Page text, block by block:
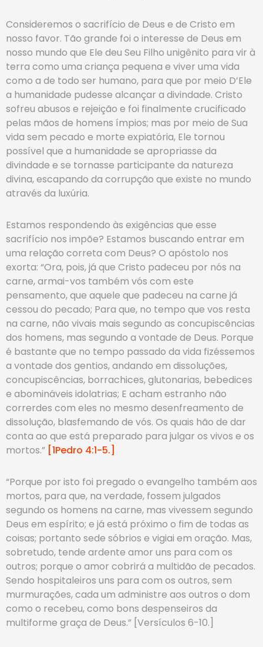
Consideremos o sacrifício de Deus e de Cristo em
nosso favor. Tão grande foi o interesse de Deus em
nosso mundo que Ele deu Seu Filho unigênito para vir à
terra como uma criança pequena e viver uma vida
como a de todo ser humano, para que por meio D’Ele
a humanidade pudesse alcançar a divindade. Cristo
sofreu abusos e rejeição e foi finalmente crucificado
pelas mãos de homens ímpios; mas por meio de Sua
vida sem pecado e morte expiatória, Ele tornou
possível que a humanidade se apropriasse da
divindade e se tornasse participante da natureza
divina, escapando da corrupção que existe no mundo
através da luxúria.
Estamos respondendo às exigências que esse
sacrifício nos impõe? Estamos buscando entrar em
uma relação correta com Deus? O apóstolo nos
exorta: “Ora, pois, já que Cristo padeceu por nós na
carne, armai-vos também vós com este
pensamento, que aquele que padeceu na carne já
cessou do pecado; Para que, no tempo que vos resta
na carne, não vivais mais segundo as concupiscências
dos homens, mas segundo a vontade de Deus. Porque
é bastante que no tempo passado da vida fizéssemos
a vontade dos gentios, andando em dissoluções,
concupiscências, borrachices, glutonarias, bebedices
e abomináveis idolatrias; E acham estranho não
correrdes com eles no mesmo desenfreamento de
dissolução, blasfemando de vós. Os quais hão de dar
conta ao que está preparado para julgar os vivos e os
mortos.” [1Pedro 4:1-5.]
“Porque por isto foi pregado o evangelho também aos
mortos, para que, na verdade, fossem julgados
segundo os homens na carne, mas vivessem segundo
Deus em espírito; e já está próximo o fim de todas as
coisas; portanto sede sóbrios e vigiai em oração. Mas,
sobretudo, tende ardente amor uns para com os
outros; porque o amor cobrirá a multidão de pecados.
Sendo hospitaleiros uns para com os outros, sem
murmurações, cada um administre aos outros o dom
como o recebeu, como bons despenseiros da
multiforme graça de Deus.” [Versículos 6-10.]